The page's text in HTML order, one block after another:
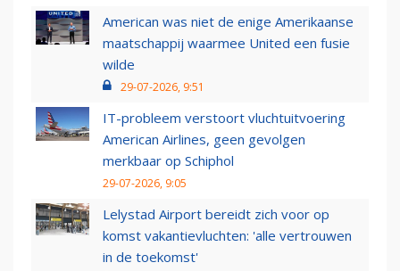
American was niet de enige Amerikaanse
maatschappij waarmee United een fusie
wilde
29-07-2026, 9:51
IT-probleem verstoort vluchtuitvoering
American Airlines, geen gevolgen
merkbaar op Schiphol
29-07-2026, 9:05
Lelystad Airport bereidt zich voor op
komst vakantievluchten: 'alle vertrouwen
in de toekomst'